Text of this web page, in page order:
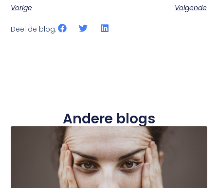
Vorige Volgende
Deel de blog:
Andere blogs